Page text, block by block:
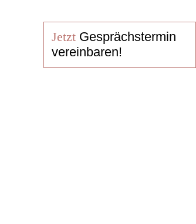
JetztGesprächstermin
vereinbaren!